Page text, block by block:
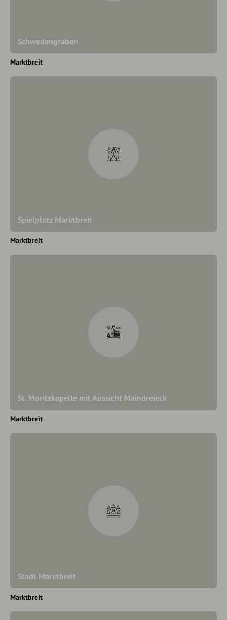
Schwedengraben
Marktbreit
Spielplatz Marktbreit
Marktbreit
St. Moritzkapelle mit Aussicht Maindreieck
Marktbreit
Stadt Marktbreit
Marktbreit